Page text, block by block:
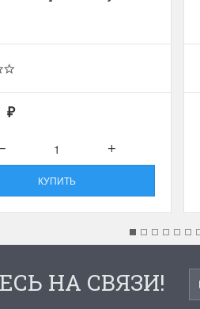
₽
КУПИТЬ
НА СВЯЗИ!